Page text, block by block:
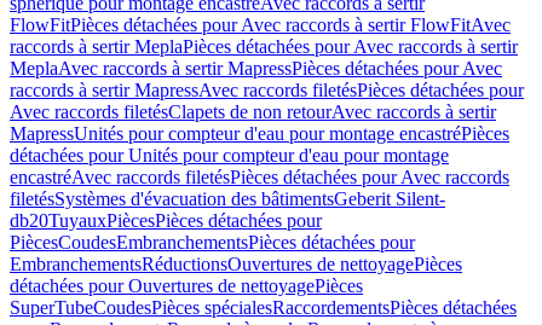
FlowFitPièces détachées pour Avec raccords à sertir FlowFitAvec
raccords à sertir MeplaPièces détachées pour Avec raccords à sertir
MeplaAvec raccords à sertir MapressPièces détachées pour Avec
raccords à sertir MapressAvec raccords filetésPièces détachées pour
Avec raccords filetésClapets de non retourAvec raccords à sertir
MapressUnités pour compteur d'eau pour montage encastréPièces
détachées pour Unités pour compteur d'eau pour montage
encastréAvec raccords filetésPièces détachées pour Avec raccords
filetésSystèmes d'évacuation des bâtimentsGeberit Silent-
db20TuyauxPiècesPièces détachées pour
PiècesCoudesEmbranchementsPièces détachées pour
EmbranchementsRéductionsOuvertures de nettoyagePièces
détachées pour Ouvertures de nettoyagePièces
SuperTubeCoudesPièces spécialesRaccordementsPièces détachées